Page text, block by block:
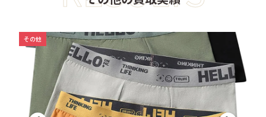
その他